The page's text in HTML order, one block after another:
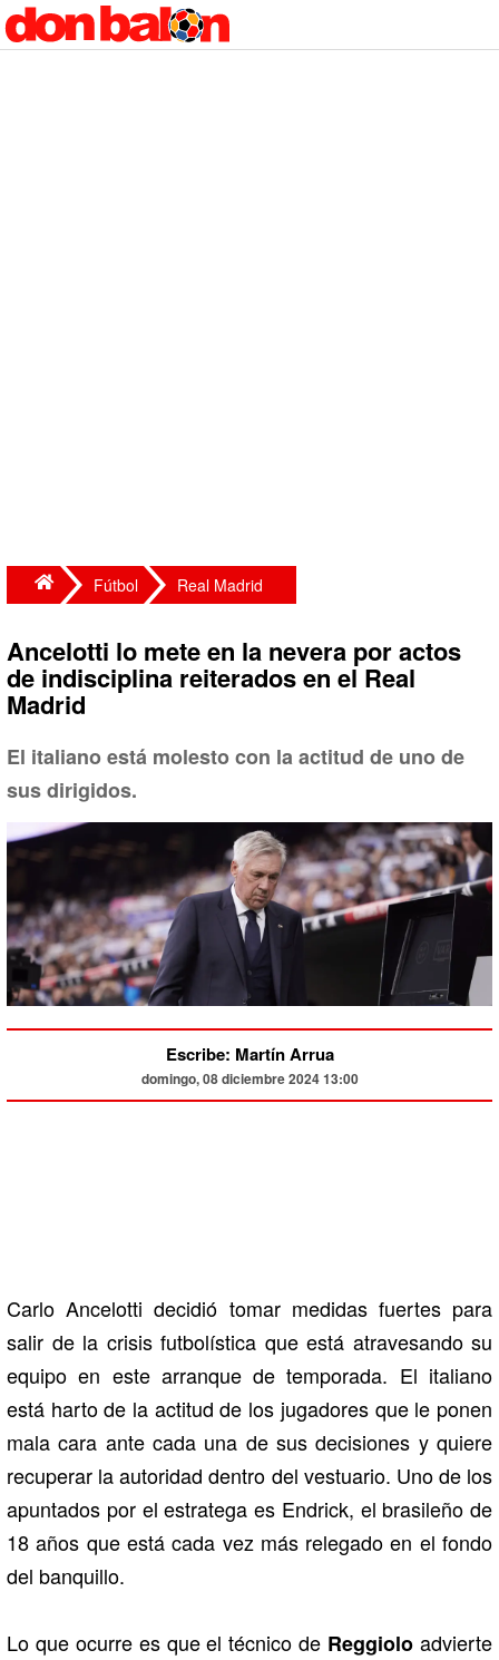
Fútbol Real Madrid
Ancelotti lo mete en la nevera por actos
de indisciplina reiterados en el Real
Madrid
El italiano está molesto con la actitud de uno de
sus dirigidos.
Escribe: Martín Arrua
domingo, 08 diciembre 2024 13:00
Carlo Ancelotti decidió tomar medidas fuertes para
salir de la crisis futbolística que está atravesando su
equipo en este arranque de temporada. El italiano
está harto de la actitud de los jugadores que le ponen
mala cara ante cada una de sus decisiones y quiere
recuperar la autoridad dentro del vestuario. Uno de los
apuntados por el estratega es Endrick, el brasileño de
18 años que está cada vez más relegado en el fondo
del banquillo.
Lo que ocurre es que el técnico de Reggiolo advierte